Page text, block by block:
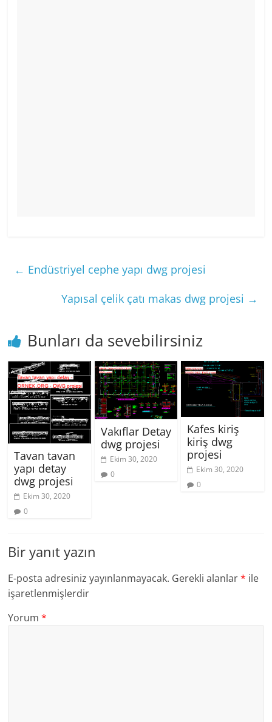
← Endüstriyel cephe yapı dwg projesi
Yapısal çelik çatı makas dwg projesi →
Bunları da sevebilirsiniz
Tavan tavan
yapı detay
dwg projesi
Ekim 30, 2020
0
Vakıflar Detay
dwg projesi
Ekim 30, 2020
0
Kafes kiriş
kiriş dwg
projesi
Ekim 30, 2020
0
Bir yanıt yazın
E-posta adresiniz yayınlanmayacak. Gerekli alanlar* ile
işaretlenmişlerdir
Yorum*